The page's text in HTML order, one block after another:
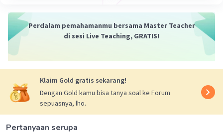
Perdalam pemahamanmu bersama Master Teacher
di sesi Live Teaching, GRATIS!
Klaim Gold gratis sekarang!
Dengan Gold kamu bisa tanya soal ke Forum
sepuasnya, lho.
Pertanyaan serupa